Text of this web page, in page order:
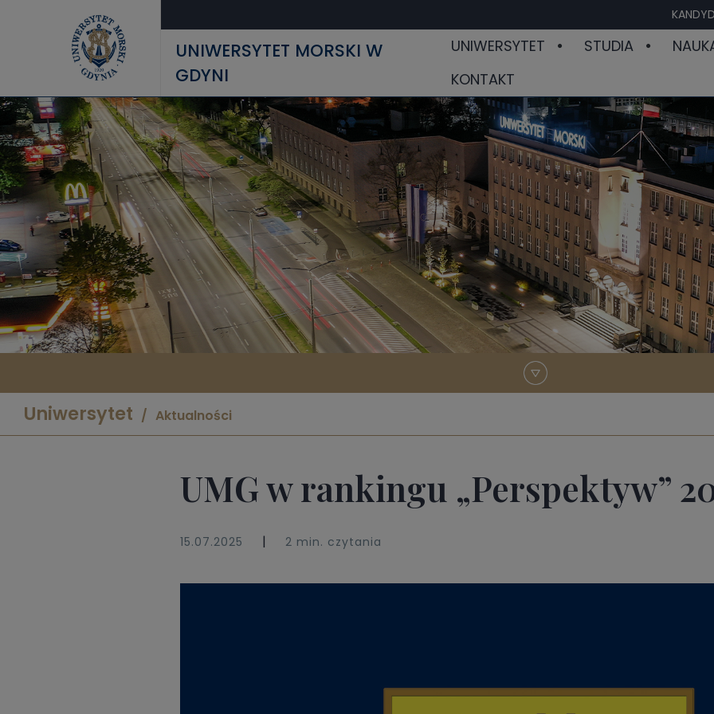
UNIWERSYTET MORSKI W
GDYNI
UNIWERSYTET STUDIA
KONTAKT
Uniwersytet Aktualności
UMG w rankingu „Perspektyw”
15.07.2025 | 2 min. czytania